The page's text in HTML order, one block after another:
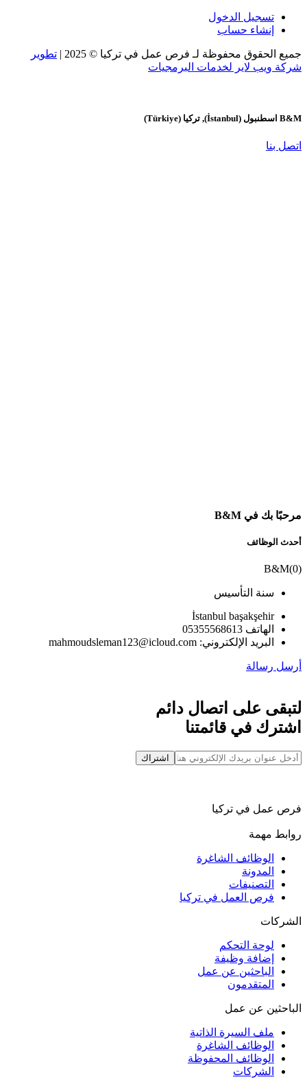
تسجيل الدخول
إنشاء حساب
جميع الحقوق محفوظة لـ فرص عمل في تركيا © 2025 |
تطوير
شركة ويب لاير لخدمات البرمجيات
B&M اسطنبول (İstanbul), تركيا (Türkiye)
اتصل بنا
مرحبًا بك في B&M
أحدث الوظائف
B&M(0)
سنة التأسيس
İstanbul başakşehir
الهاتف 05355568613
البريد الإلكتروني: mahmoudsleman123@icloud.com
أرسل رسالة
لتبقى على اتصال دائم
اشترك في قائمتنا
اشتراك
فرص عمل في تركيا
روابط مهمة
الوظائف الشاغرة
المدونة
التصنيفات
فرص العمل في تركيا
الشركات
لوحة التحكم
إضافة وظيفة
الباحثين عن عمل
المتقدمون
الباحثين عن عمل
ملف السيرة الذاتية
الوظائف الشاغرة
الوظائف المحفوظة
الشركات